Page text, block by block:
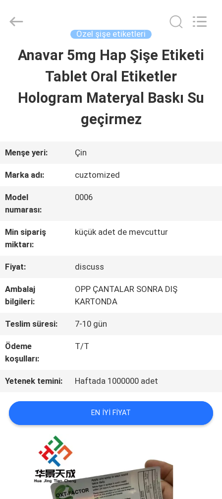
ÜRÜN:%
HAKKIMIZDA
TURU
KALITE
KONTROL
BIZIMLE
ILETIŞIME
GEÇIN
HABERLER
VAKALAR
HARITASI
Industry
Özel şişe etiketleri
Anavar 5mg Hap Şişe Etiketi
Tablet Oral Etiketler
Hologram Materyal Baskı Su
geçirmez
Menşe yeri: Çin
Marka adı: cuztomized
Model
numarası:
0006
Min sipariş
miktarı:
küçük adet de mevcuttur
Fiyat: discuss
Ambalaj
bilgileri:
OPP ÇANTALAR SONRA DIŞ
KARTONDA
Teslim süresi: 7-10 gün
Ödeme
koşulları:
T/T
Yetenek temini: Haftada 1000000 adet
EN IYI FIYAT